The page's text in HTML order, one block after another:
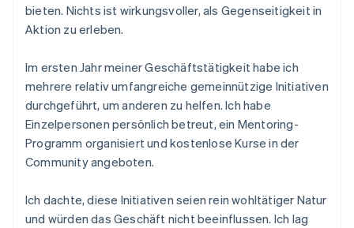
bieten. Nichts ist wirkungsvoller, als Gegenseitigkeit in
Aktion zu erleben.
Im ersten Jahr meiner Geschäftstätigkeit habe ich
mehrere relativ umfangreiche gemeinnützige Initiativen
durchgeführt, um anderen zu helfen. Ich habe
Einzelpersonen persönlich betreut, ein Mentoring-
Programm organisiert und kostenlose Kurse in der
Community angeboten.
Ich dachte, diese Initiativen seien rein wohltätiger Natur
und würden das Geschäft nicht beeinflussen. Ich lag